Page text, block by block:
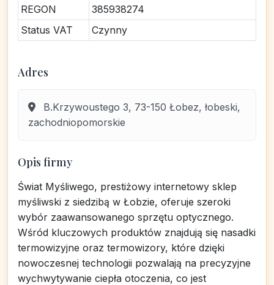
REGON
385938274
Status VAT
Czynny
Adres
B.Krzywoustego 3, 73-150 Łobez, łobeski,
zachodniopomorskie
Opis firmy
Świat Myśliwego, prestiżowy internetowy sklep
myśliwski z siedzibą w Łobzie, oferuje szeroki
wybór zaawansowanego sprzętu optycznego.
Wśród kluczowych produktów znajdują się nasadki
termowizyjne oraz termowizory, które dzięki
nowoczesnej technologii pozwalają na precyzyjne
wychwytywanie ciepła otoczenia, co jest